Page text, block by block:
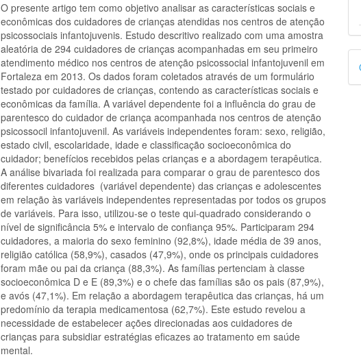
O presente artigo tem como objetivo analisar as características sociais e
econômicas dos cuidadores de crianças atendidas nos centros de atenção
psicossociais infantojuvenis. Estudo descritivo realizado com uma amostra
aleatória de 294 cuidadores de crianças acompanhadas em seu primeiro
atendimento médico nos centros de atenção psicossocial infantojuvenil em
Fortaleza em 2013. Os dados foram coletados através de um formulário
testado por cuidadores de crianças, contendo as características sociais e
econômicas da família. A variável dependente foi a influência do grau de
parentesco do cuidador de criança acompanhada nos centros de atenção
psicossocil infantojuvenil. As variáveis independentes foram: sexo, religião,
estado civil, escolaridade, idade e classificação socioeconômica do
cuidador; benefícios recebidos pelas crianças e a abordagem terapêutica.
A análise bivariada foi realizada para comparar o grau de parentesco dos
diferentes cuidadores (variável dependente) das crianças e adolescentes
em relação às variáveis independentes representadas por todos os grupos
de variáveis. Para isso, utilizou-se o teste qui-quadrado considerando o
nível de significância 5% e intervalo de confiança 95%. Participaram 294
cuidadores, a maioria do sexo feminino (92,8%), idade média de 39 anos,
religião católica (58,9%), casados (47,9%), onde os principais cuidadores
foram mãe ou pai da criança (88,3%). As famílias pertenciam à classe
socioeconômica D e E (89,3%) e o chefe das famílias são os pais (87,9%),
e avós (47,1%). Em relação a abordagem terapêutica das crianças, há um
predomínio da terapia medicamentosa (62,7%). Este estudo revelou a
necessidade de estabelecer ações direcionadas aos cuidadores de
crianças para subsidiar estratégias eficazes ao tratamento em saúde
mental.